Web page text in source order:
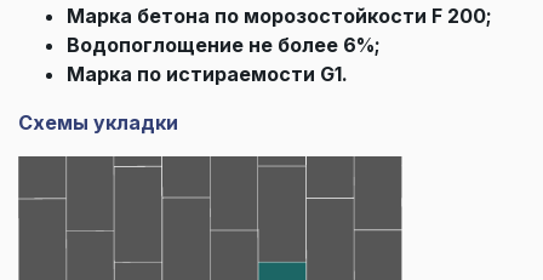
Марка бетона по морозостойкости F 200;
Водопоглощение не более 6%;
Марка по истираемости G1.
Схемы укладки